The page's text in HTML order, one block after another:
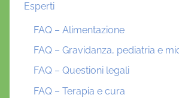
Esperti
FAQ – Alimentazione
FAQ – Gravidanza, pediatria e
FAQ – Questioni legali
FAQ – Terapia e cura